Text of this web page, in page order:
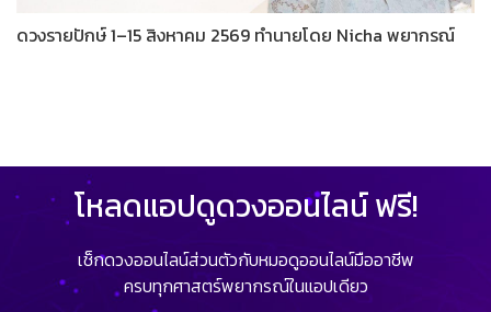
ดวงรายปักษ์ 1–15 สิงหาคม 2569 ทำนายโดย Nicha พยากรณ์
โหลดแอปดูดวงออนไลน์ ฟรี!
เช็กดวงออนไลน์ส่วนตัวกับหมอดูออนไลน์มืออาชีพ
ครบทุกศาสตร์พยากรณ์ในแอปเดียว